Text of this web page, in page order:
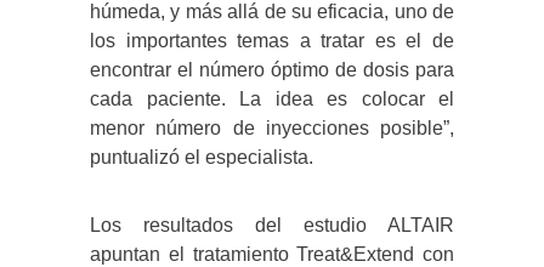
húmeda, y más allá de su eficacia, uno de
los importantes temas a tratar es el de
encontrar el número óptimo de dosis para
cada paciente. La idea es colocar el
menor número de inyecciones posible”,
puntualizó el especialista.
Los resultados del estudio ALTAIR
apuntan el tratamiento Treat&Extend con